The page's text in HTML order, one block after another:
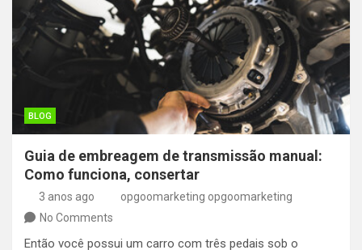
BLOG
Guia de embreagem de transmissão manual:
Como funciona, consertar
3 anos ago
opgoomarketing opgoomarketing
No Comments
Então você possui um carro com três pedais sob o